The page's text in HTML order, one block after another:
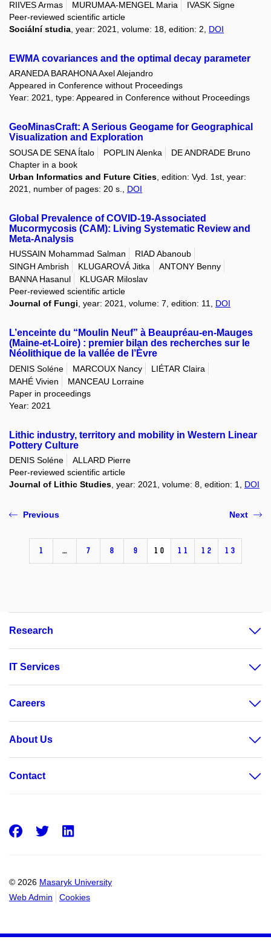
RIIVES Armas MURUMAA-MENGEL Maria
IVASK Signe
Peer-reviewed scientific article
Sociální studia , year: 2021, volume: 18, edition: 2, DOI
EWMA covariances and the optimal decay parameter
ARANEDA BARAHONA Axel Alejandro
Appeared in Conference without Proceedings
Year: 2021, type: Appeared in Conference without Proceedings
GeoMinasCraft: A Serious Geogame for Geographical
Visualization and Exploration
SOUSA DE SENA Ítalo POPLIN Alenka
DE ANDRADE Bruno
Chapter in a book
Urban Informatics and Future Cities , edition: Vyd. 1st, year:
2021, number of pages: 20 s., DOI
Global Prevalence of COVID-19-Associated
Mucormycosis (CAM): Living Systematic Review and
Meta-Analysis
HUSSAIN Mohammad Salman
RIAD Abanoub
SINGH Ambrish
KLUGAROVÁ Jitka
ANTONY Benny
BANNA Hasanul
KLUGAR Miloslav
Peer-reviewed scientific article
Journal of Fungi, year: 2021, volume: 7, edition: 11, DOI
L’enceinte du “Moulin Neuf” à Beaupréau-en-Mauges
(Maine-et-Loire) : premier bilan des recherches sur le
Néolithique de la vallée de l’Èvre
DENIS Soléne MARCOUX Nancy
LIÉTAR Claira
MAHÉ Vivien
MANCEAU Lorraine
Paper in proceedings
Year: 2021
Lithic industry, territory and mobility in Western Linear
Pottery Culture
DENIS Soléne
ALLARD Pierre
Peer-reviewed scientific article
Journal of Lithic Studies, year: 2021, volume: 8, edition: 1, DOI
Previous
1 … 7 8 9 10 11 12 13
Next
Research
IT Services
Careers
About Us
Contact
© 2026 Masaryk University
Web Admin
Cookies
Facebook
Twitter